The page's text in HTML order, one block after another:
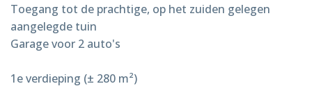
Toegang tot de prachtige, op het zuiden gelegen
aangelegde tuin
Garage voor 2 auto's
1e verdieping (± 280 m²)